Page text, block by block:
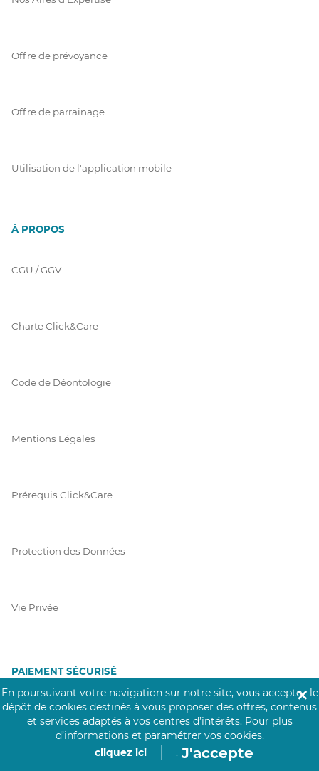
Offre de prévoyance
Offre de parrainage
Utilisation de l'application mobile
À PROPOS
CGU / GGV
Charte Click&Care
Code de Déontologie
Mentions Légales
Prérequis Click&Care
Protection des Données
Vie Privée
PAIEMENT SÉCURISÉ
La collecte de vos informations de carte bancaire est cryptée
et assurée par Mangopay, société dûment agréée auprès de la
Banque de France.
En poursuivant votre navigation sur notre site, vous acceptez le
dépôt de cookies destinés à vous proposer des offres, contenus
et services adaptés à vos centres d’intérêts. Pour plus
d’informations et paramétrer vos cookies,
cliquez ici
. J'accepte
✕